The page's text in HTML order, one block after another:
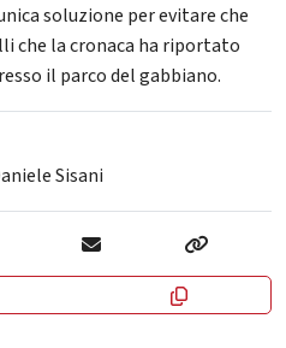
soluzione per evitare che
che la cronaca ha riportato
il parco del gabbiano.
Sisani